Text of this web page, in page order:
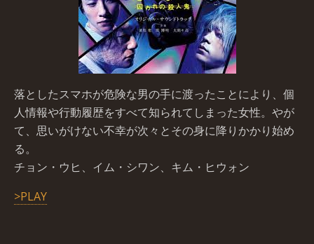
落としたスマホが危険な男の手に渡ったことにより、個
人情報や行動履歴をすべて知られてしまった女性。やが
て、思いがけない不幸が次々とその身に降りかかり始め
る。
チョン・ウヒ、イム・シワン、キム・ヒウォン
>PLAY